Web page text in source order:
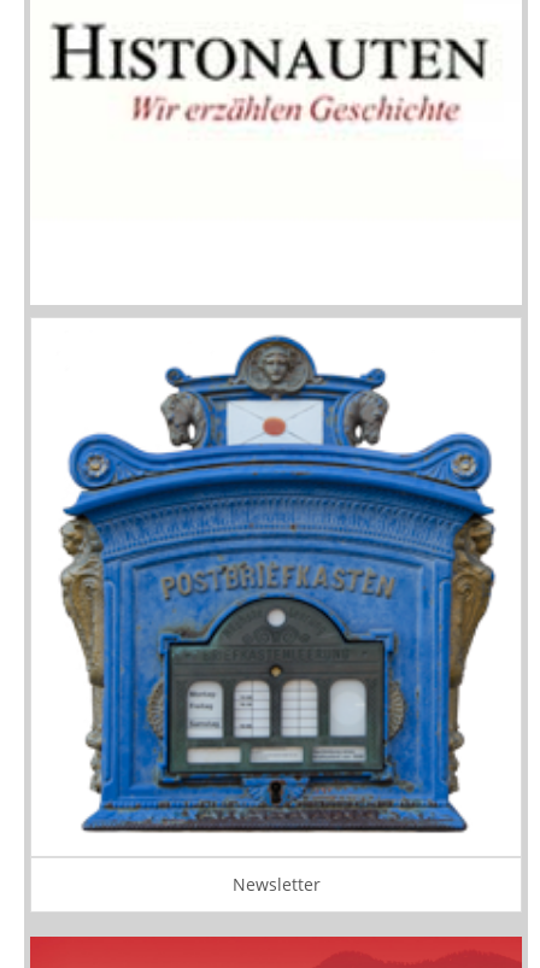
Newsletter